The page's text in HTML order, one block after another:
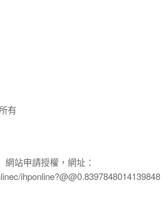
有
站申請授權，網址：
ihponline?@@0.8397848014139848